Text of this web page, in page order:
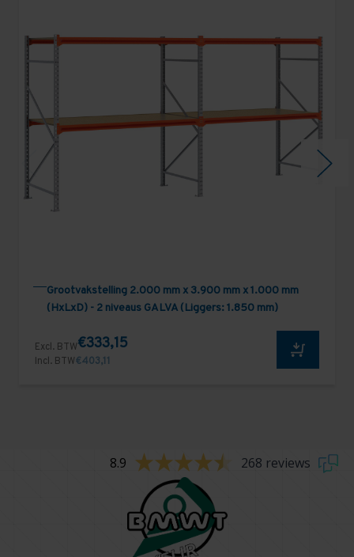
Grootvakstelling 2.000 mm x 3.900 mm x 1.000 mm
(HxLxD) - 2 niveaus GALVA (Liggers: 1.850 mm)
Excl. BTW€333,15
Incl. BTW€403,11
8.9 268 reviews